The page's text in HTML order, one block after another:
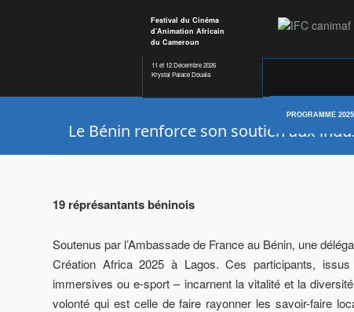
Festival du Cinéma
d’Animation Africain
du Cameroun
11 et 12 Decembre 2026
Krystal Palace Douala
PROGRAMME 2025
Le Bénin renforce son soutien aux
19 réprésantants béninois
Soutenus par l’Ambassade de France au Bénin, une
Création Africa 2025 à Lagos. Ces participants,
immersives ou e-sport – incarnent la vitalité et la
volonté qui est celle de faire rayonner les savoir-faire